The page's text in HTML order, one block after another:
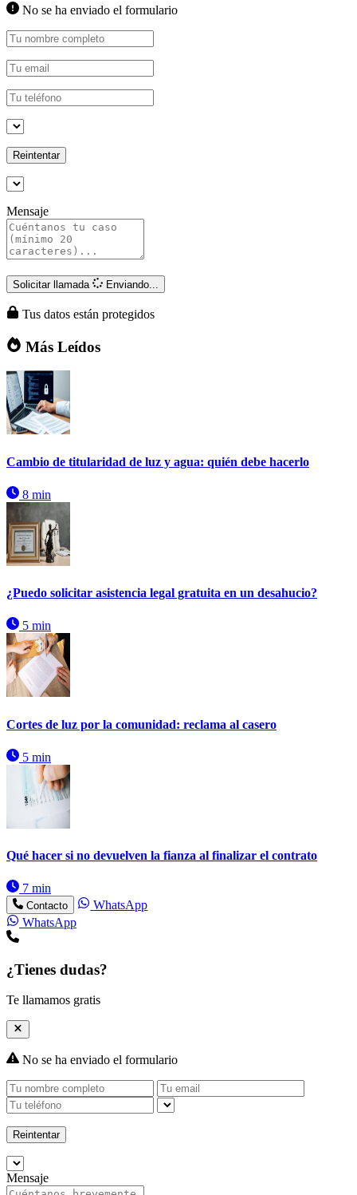
No se ha enviado el formulario
Reintentar
Mensaje
Solicitar llamada Enviando...
Tus datos están protegidos
Más Leídos
Cambio de titularidad de luz y agua: quién debe hacerlo
8 min
¿Puedo solicitar asistencia legal gratuita en un desahucio?
5 min
Cortes de luz por la comunidad: reclama al casero
5 min
Qué hacer si no devuelven la fianza al finalizar el contrato
7 min
Contacto
WhatsApp
WhatsApp
¿Tienes dudas?
Te llamamos gratis
No se ha enviado el formulario
Reintentar
Mensaje